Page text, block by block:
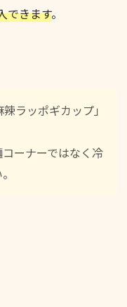
できます。
ラッポギカップ」
ーナーではなく冷